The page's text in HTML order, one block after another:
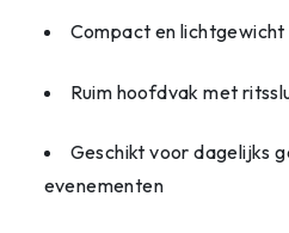
Compact en
Ruim hoofdvak met
Geschikt voor dagelijks
evenementen